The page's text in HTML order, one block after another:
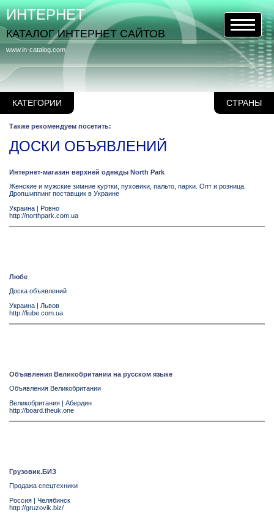
КАТЕГОРИИ СТРАНЫ
www.in-catalog.com
ИНТЕРНЕТ
КАТАЛОГ ИНТЕРНЕТ САЙТОВ
Также рекомендуем посетить:
ДОСКИ ОБЪЯВЛЕНИЙ
Интернет-магазин верхней одежды North Park
Женские и мужские зимние куртки, пуховики, пальто, парки. Опт и розница.
Дропшиппинг поставщик в Украине
Украина | Ровно
http://northpark.com.ua
Любе
Доска объявлений
Украина | Львов
http://liube.com.ua
Объявления Великобритании на русском языке
Объявления Великобритании
Великобритания | Абердин
http://board.theuk.one
Грузовик.БИЗ
Продажа спецтехники
Россия | Челябинск
http://gruzovik.biz/